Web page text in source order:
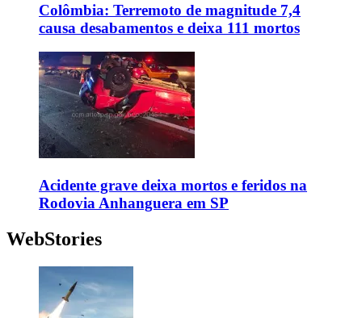
Colômbia: Terremoto de magnitude 7,4
causa desabamentos e deixa 111 mortos
Acidente grave deixa mortos e feridos na
Rodovia Anhanguera em SP
WebStories